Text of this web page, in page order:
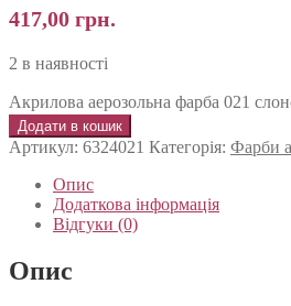
417,00 грн.
2 в наявності
Акрилова аерозольна фарба 021
Додати в кошик
Артикул: 6324021 Категорія: Фарби
Опис
Додаткова інформація
Відгуки (0)
Опис